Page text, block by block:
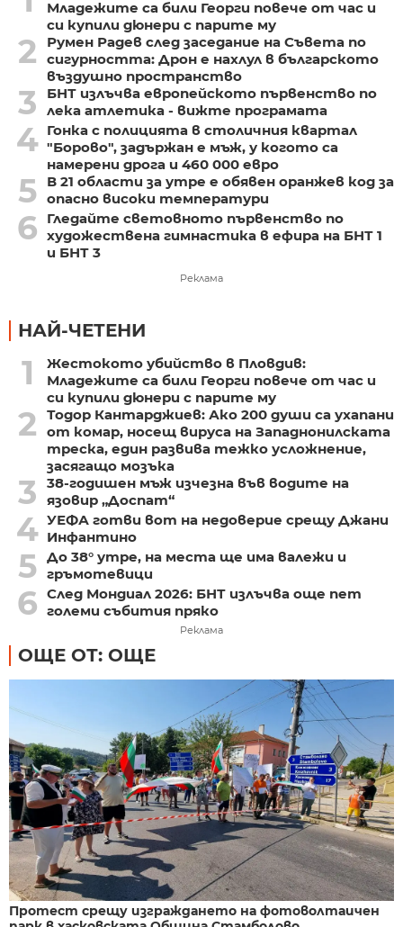
Младежите са били Георги повече от час и
си купили дюнери с парите му
2
Румен Радев след заседание на Съвета по
сигурността: Дрон е нахлул в българското
въздушно пространство
3
БНТ излъчва европейското първенство по
лека атлетика - вижте програмата
4 Гонка с полицията в столичния квартал
"Борово", задържан е мъж, у когото са
намерени дрога и 460 000 евро
5
В 21 области за утре е обявен оранжев код за
опасно високи температури
6
Гледайте световното първенство по
художествена гимнастика в ефира на БНТ 1
и БНТ 3
Реклама
НАЙ-ЧЕТЕНИ
1
Жестокото убийство в Пловдив:
Младежите са били Георги повече от час и
си купили дюнери с парите му
2
Тодор Кантарджиев: Ако 200 души са ухапани
от комар, носещ вируса на Западнонилската
треска, един развива тежко усложнение,
засягащо мозъка
3
38-годишен мъж изчезна във водите на
язовир „Доспат“
4 УЕФА готви вот на недоверие срещу Джани
Инфантино
5 До 38° утре, на места ще има валежи и
гръмотевици
6 След Мондиал 2026: БНТ излъчва още пет
големи събития пряко
Реклама
ОЩЕ ОТ: ОЩЕ
Протест срещу изграждането на фотоволтаичен